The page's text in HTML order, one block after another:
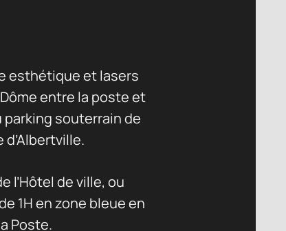
esthétique et lasers
entre la poste et
parking souterrain de
d’Albertville.
l’Hôtel de ville, ou
1H en zone bleue en
Poste.